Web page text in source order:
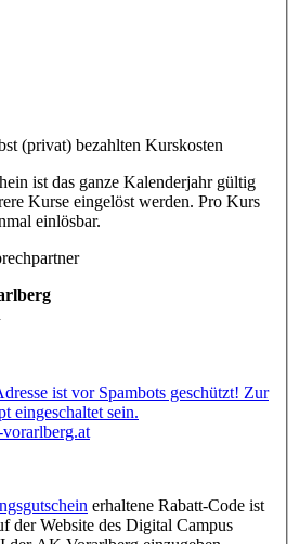
(privat) bezahlten Kurskosten
ist das ganze Kalenderjahr gültig
Kurse eingelöst werden. Pro Kurs
einlösbar.
ist vor Spambots geschützt! Zur
eingeschaltet sein.
erhaltene Rabatt-Code ist
der Website des Digital Campus